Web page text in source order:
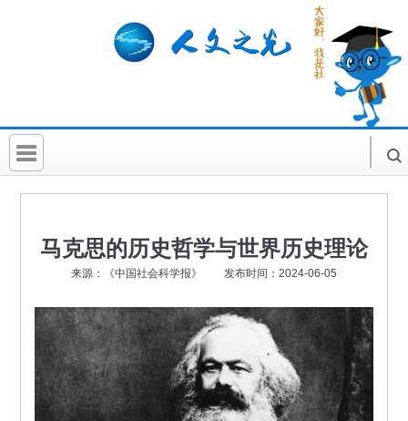
首 页
人文北京
社科讲堂
科普活动
马克思的历史哲学与世界历史理论
来源：《中国社会科学报》 发布时间：2024-06-05